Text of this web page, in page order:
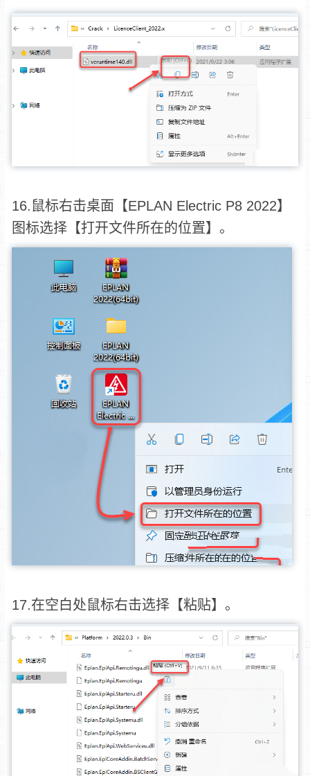
16.鼠标右击桌面【EPLAN Electric P8 2022】
图标选择【打开文件所在的位置】。
17.在空白处鼠标右击选择【粘贴】。